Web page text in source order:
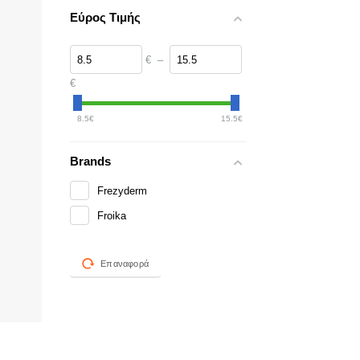
Εύρος Τιμής
€ –
€
8.5€ 15.5€
Brands
Frezyderm
Froika
Επαναφορά